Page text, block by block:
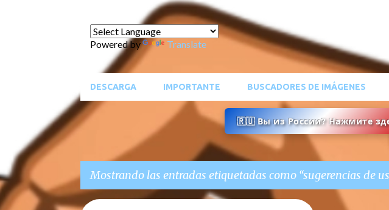
Powered by Translate
DESCARGA IMPORTANTE BUSCADORES DE IMÁGENES
🇷🇺 Вы из России? Нажмите
Mostrando las entradas etiquetadas como sugerencias de